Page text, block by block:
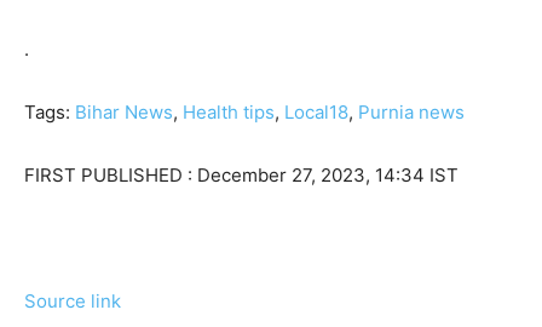
.
Tags: Bihar News, Health tips, Local18, Purnia news
FIRST PUBLISHED : December 27, 2023, 14:34 IST
Source link